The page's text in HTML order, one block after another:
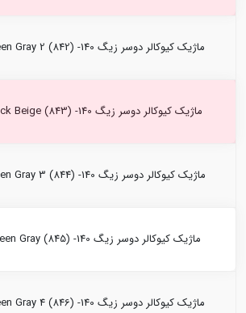
ماژیک کیوکالر دوسر زیگ Green Gray 2 (842) -140
ماژیک کیوکالر دوسر زیگ Brick Beige (843) -140
ماژیک کیوکالر دوسر زیگ Green Gray 3 (844) -140
ماژیک کیوکالر دوسر زیگ Green Gray (845) -140
ماژیک کیوکالر دوسر زیگ Green Gray 4 (846) -140